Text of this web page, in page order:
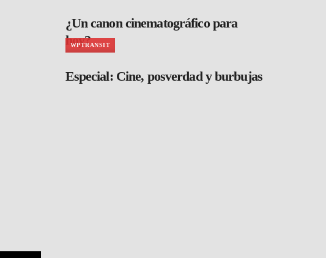
¿Un canon cinematográfico para
hoy?
WPTRANSIT
Especial: Cine, posverdad y burbujas